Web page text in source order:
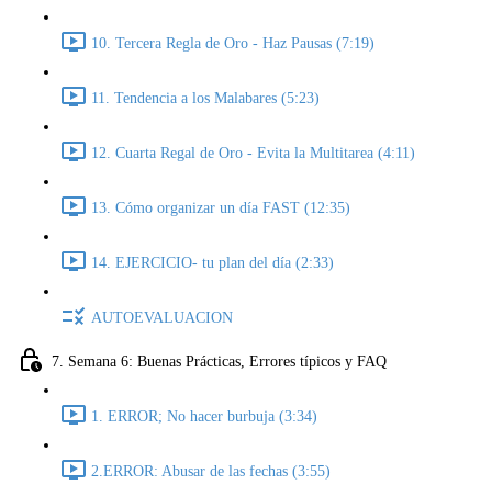
10. Tercera Regla de Oro - Haz Pausas (7:19)
11. Tendencia a los Malabares (5:23)
12. Cuarta Regal de Oro - Evita la Multitarea (4:11)
13. Cómo organizar un día FAST (12:35)
14. EJERCICIO- tu plan del día (2:33)
AUTOEVALUACION
7. Semana 6: Buenas Prácticas, Errores típicos y FAQ
1. ERROR; No hacer burbuja (3:34)
2.ERROR: Abusar de las fechas (3:55)